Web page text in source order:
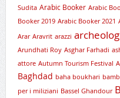
Sudita Arabic Booker Arabic
Booker 2019 Arabic Booker 2021
Arar Aravrit arazzi
Arundhati Roy Asghar Farhadi
attore Autumn Tourism Festival
Baghdad baha boukhari
per i miliziani Bassel Ghandour